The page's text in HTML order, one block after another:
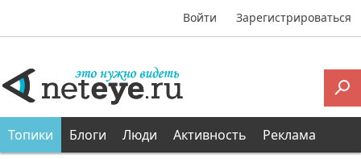
Войти Зарегистрироваться
Топики Блоги Люди Активность Реклама